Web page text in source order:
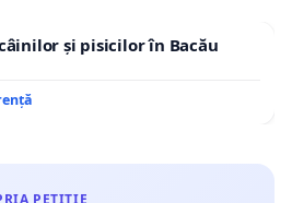
și pisicilor în Bacău